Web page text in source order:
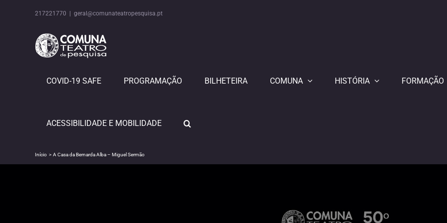
217221770 geral@comunateatropesquisa.pt
COVID-19 SAFE PROGRAMAÇÃO BILHETEIRA COMUNA HISTÓRIA FORMAÇÃO
ACESSIBILIDADE E MOBILIDADE
Início A Casa da Bernarda Alba – Miguel Sermão